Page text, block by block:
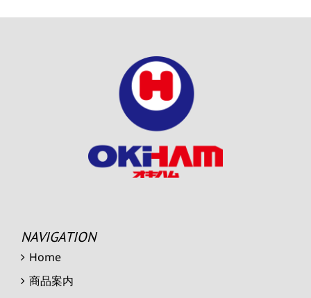
NAVIGATION
Home
商品案内